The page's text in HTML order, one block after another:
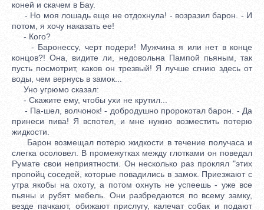
коней и скачем в Бау.
- Но моя лошадь еще не отдохнула! - возразил барон. - И
потом, я хочу наказать ее!
- Кого?
- Баронессу, черт подери! Мужчина я или нет в конце
концов?! Она, видите ли, недовольна Пампой пьяным, так
пусть посмотрит, каков он трезвый! Я лучше сгнию здесь от
воды, чем вернусь в замок...
Уно угрюмо сказал:
- Скажите ему, чтобы ухи не крутил...
- Па-шел, волчонок! - добродушно пророкотал барон. - Да
принеси пива! Я вспотел, и мне нужно возместить потерю
жидкости.
Барон возмещал потерю жидкости в течение получаса и
слегка осоловел. В промежутках между глотками он поведал
Румате свои неприятности. Он несколько раз проклял "этих
пропойц соседей, которые повадились в замок. Приезжают с
утра якобы на охоту, а потом охнуть не успеешь - уже все
пьяны и рубят мебель. Они разбредаются по всему замку,
везде пачкают, обижают прислугу, калечат собак и подают